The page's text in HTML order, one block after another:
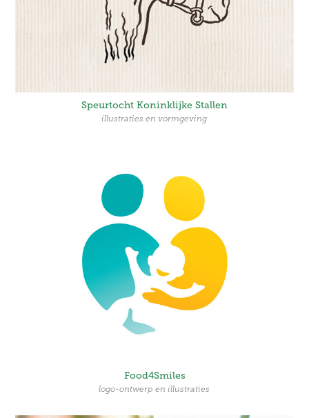
Speurtocht Koninklijke Stallen
illustraties en vormgeving
Food4Smiles
logo-ontwerp en illustraties